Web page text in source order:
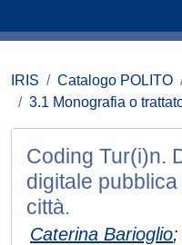
IRIS Catalogo POLITO
3.1 Monografia o
Coding Tur(i)n.
digitale
città.
Caterina Barioglio;